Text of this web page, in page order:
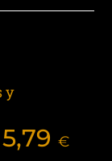
y
5,79 €